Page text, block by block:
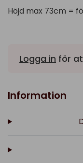
Höjd max 73cm =
Logga in för
Information